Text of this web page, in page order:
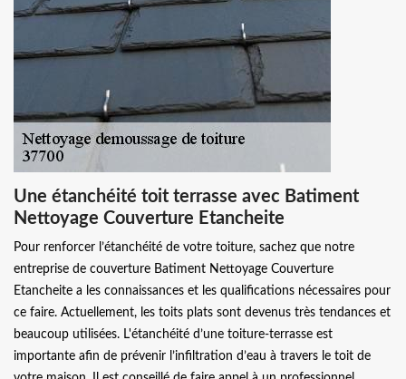
Une étanchéité toit terrasse avec Batiment
Nettoyage Couverture Etancheite
Pour renforcer l’étanchéité de votre toiture, sachez que notre
entreprise de couverture Batiment Nettoyage Couverture
Etancheite a les connaissances et les qualifications nécessaires pour
ce faire. Actuellement, les toits plats sont devenus très tendances et
beaucoup utilisées. L'étanchéité d’une toiture-terrasse est
importante afin de prévenir l’infiltration d’eau à travers le toit de